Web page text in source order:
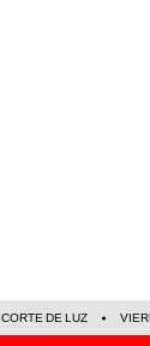
CORTE DE LUZ